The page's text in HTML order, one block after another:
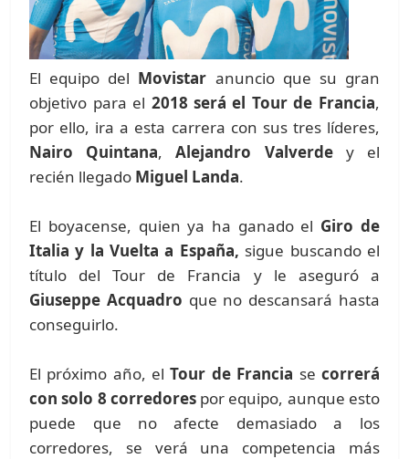
El equipo del Movistar anuncio que su gran
objetivo para el 2018 será el Tour de Francia,
por ello, ira a esta carrera con sus tres líderes,
Nairo Quintana,Alejandro Valverdey el
recién llegado Miguel Landa.
El boyacense, quien ya ha ganado el Giro de
Italia y la Vuelta a España, sigue buscando el
título del Tour de Francia y le aseguró a
Giuseppe Acquadro que no descansará hasta
conseguirlo.
El próximo año, elTour de Francia se correrá
con solo 8 corredorespor equipo, aunque esto
puede que no afecte demasiado a los
corredores, se verá una competencia más